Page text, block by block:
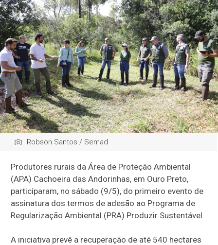
Robson Santos / Semad
Produtores rurais da Área de Proteção Ambiental
(APA) Cachoeira das Andorinhas, em Ouro Preto,
participaram, no sábado (9/5), do primeiro evento de
assinatura dos termos de adesão ao Programa de
Regularização Ambiental (PRA) Produzir Sustentável.
A iniciativa prevê a recuperação de até 540 hectares